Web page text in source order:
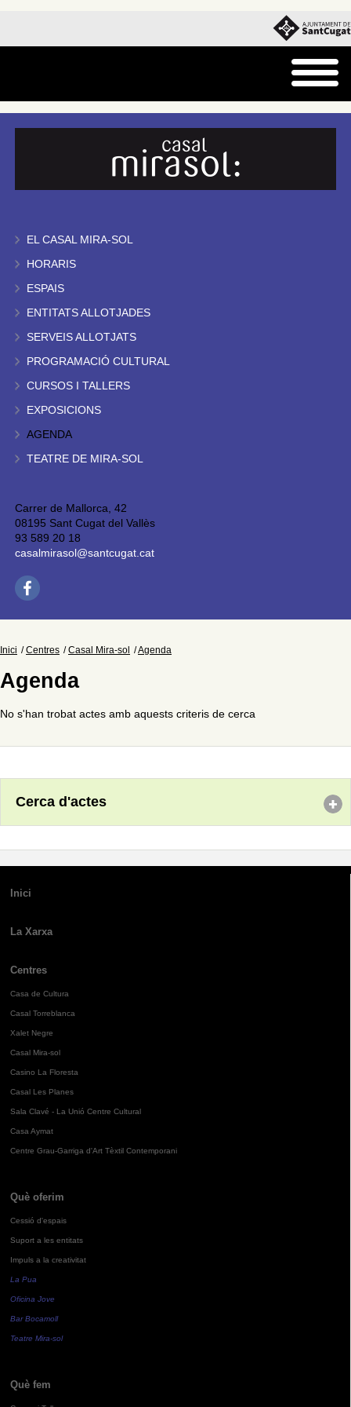
EL CASAL MIRA-SOL
HORARIS
ESPAIS
ENTITATS ALLOTJADES
SERVEIS ALLOTJATS
PROGRAMACIÓ CULTURAL
CURSOS I TALLERS
EXPOSICIONS
AGENDA
TEATRE DE MIRA-SOL
Carrer de Mallorca, 42
08195 Sant Cugat del Vallès
93 589 20 18
casalmirasol@santcugat.cat
Inici Centres Casal Mira-sol Agenda
Agenda
No s'han trobat actes amb aquests criteris de cerca
Cerca d'actes
Inici
La Xarxa
Centres
Casa de Cultura
Casal Torreblanca
Xalet Negre
Casal Mira-sol
Casino La Floresta
Casal Les Planes
Sala Clavé - La Unió Centre Cultural
Casa Aymat
Centre Grau-Garriga d'Art Tèxtil Contemporani
Què oferim
Cessió d'espais
Suport a les entitats
Impuls a la creativitat
La Pua
Oficina Jove
Bar Bocamoll
Teatre Mira-sol
Què fem